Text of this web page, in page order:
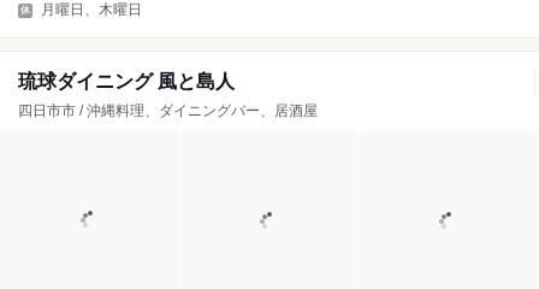
月曜日、木曜日
琉球ダイニング 風と島人
四日市市 / 沖縄料理、ダイニングバー、居酒屋